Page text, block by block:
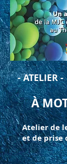
- ATELIER -
À
Atelier de
et de prise